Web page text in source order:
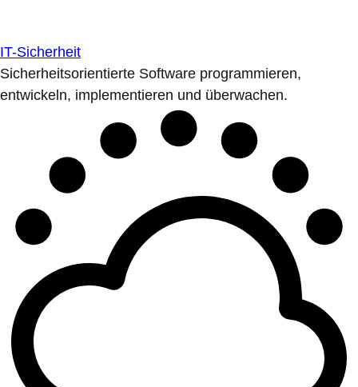
IT-Sicherheit
Sicherheitsorientierte Software programmieren,
entwickeln, implementieren und überwachen.